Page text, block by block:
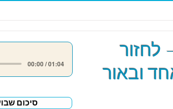
00:00 / 01:04
סיכום
לחזור
ובאור